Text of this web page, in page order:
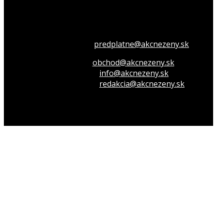
predplatne@akcnezeny.sk
obchod@akcnezeny.sk
info@akcnezeny.sk
redakcia@akcnezeny.sk